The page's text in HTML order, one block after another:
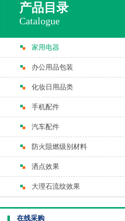
产品目录
Catalogue
家用电器
办公用品包装
化妆日用品类
手机配件
汽车配件
防火阻燃级别材料
洒点效果
大理石流纹效果
在线采购